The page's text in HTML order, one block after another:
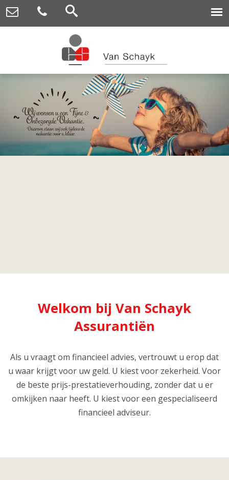
Welkom bij Van Schayk
Assurantiën
Als u vraagt om financieel advies, vertrouwt u erop dat
u waar krijgt voor uw geld. U kiest voor zekerheid. Voor
de beste prijs-prestatieverhouding, zonder dat u er
omkijken naar heeft. U kiest voor een gespecialiseerd
financieel adviseur.